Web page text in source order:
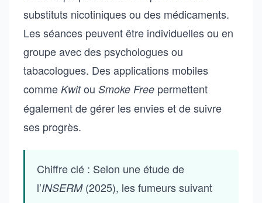
substituts nicotiniques ou des médicaments.
Les séances peuvent être individuelles ou en
groupe avec des psychologues ou
tabacologues. Des applications mobiles
comme Kwitou Smoke Free permettent
également de gérer les envies et de suivre
ses progrès.
Chiffre clé : Selon une étude de
l’INSERM(2025), les fumeurs suivant